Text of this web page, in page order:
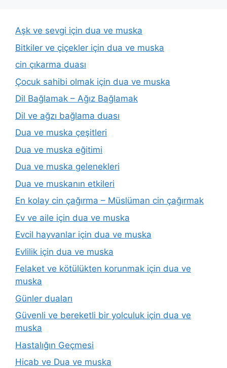
Aşk ve sevgi için dua ve muska
Bitkiler ve çiçekler için dua ve muska
cin çıkarma duası
Çocuk sahibi olmak için dua ve muska
Dil Bağlamak – Ağız Bağlamak
Dil ve ağzı bağlama duası
Dua ve muska çeşitleri
Dua ve muska eğitimi
Dua ve muska gelenekleri
Dua ve muskanın etkileri
En kolay cin çağırma – Müslüman cin çağırmak
Ev ve aile için dua ve muska
Evcil hayvanlar için dua ve muska
Evlilik için dua ve muska
Felaket ve kötülükten korunmak için dua ve
muska
Günler duaları
Güvenli ve bereketli bir yolculuk için dua ve
muska
Hastalığın Geçmesi
Hicab ve Dua ve muska